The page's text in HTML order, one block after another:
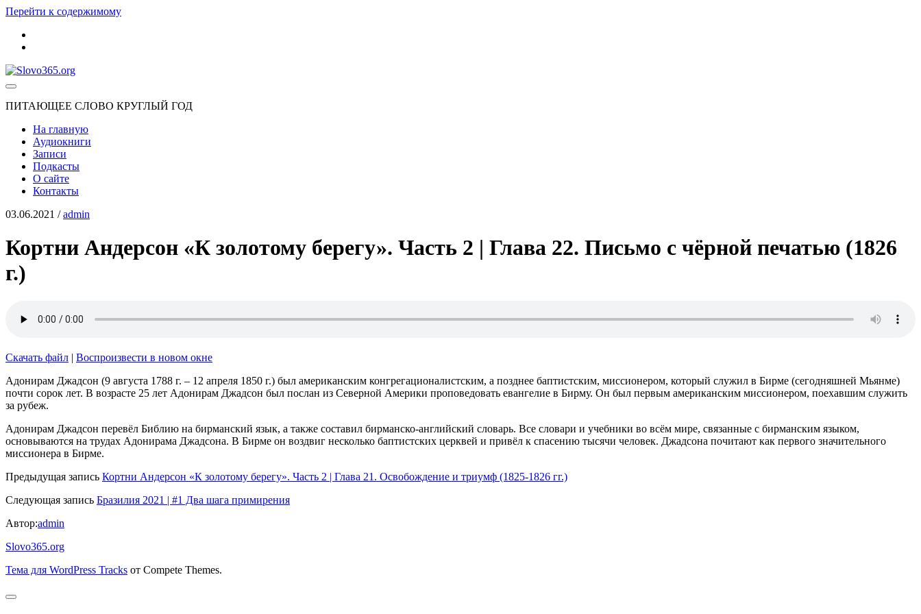
Перейти к содержимому
Slovo365.org
ПИТАЮЩЕЕ СЛОВО КРУГЛЫЙ ГОД
На главную
Аудиокниги
Записи
Подкасты
О сайте
Контакты
03.06.2021 /admin
Кортни Андерсон «К золотому берегу». Часть 2 | Глава 22. Письмо с чёрной печатью (1826
г.)
Скачать файл | Воспроизвести в новом окне
Адонирам Джадсон (9 августа 1788 г. – 12 апреля 1850 г.) был американским конгрегационалистским, а позднее баптистским, миссионером, который служил в Бирме (сегодняшней Мьянме)
почти сорок лет. В возрасте 25 лет Адонирам Джадсон был послан из Северной Америки проповедовать евангелие в Бирму. Он был первым американским миссионером, поехавшим служить
за рубеж.
Адонирам Джадсон перевёл Библию на бирманский язык, а также составил бирманско-английский словарь. Все словари и учебники во всём мире, связанные с бирманским языком,
основываются на трудах Адонирама Джадсона. В Бирме он воздвиг несколько баптистских церквей и привёл к спасению тысячи человек. Джадсона почитают как первого значительного
миссионера в Бирме.
Предыдущая запись Кортни Андерсон «К золотому берегу». Часть 2 | Глава 21. Освобождение и триумф (1825-1826 гг.)
Следующая запись Бразилия 2021 | #1 Два шага примирения
Автор:admin
Slovo365.org
Тема для WordPress Tracks от Compete Themes.